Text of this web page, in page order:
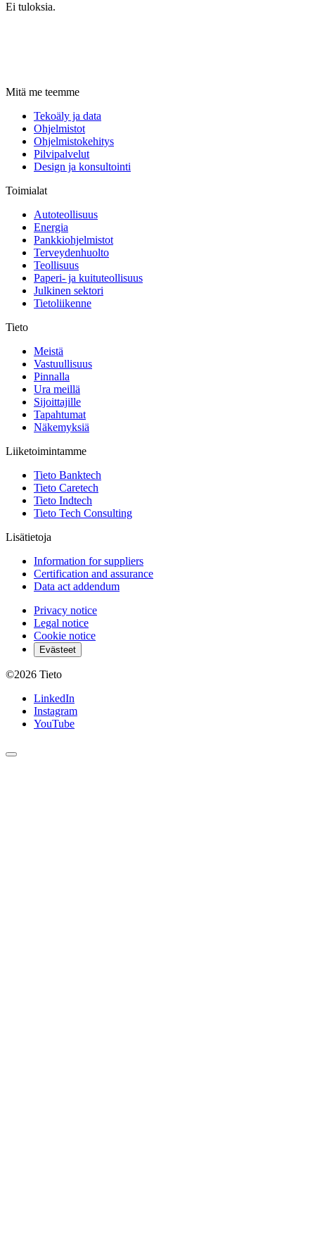
Ei tuloksia.
Mitä me teemme
Tekoäly ja data
Ohjelmistot
Ohjelmistokehitys
Pilvipalvelut
Design ja konsultointi
Toimialat
Autoteollisuus
Energia
Pankkiohjelmistot
Terveydenhuolto
Teollisuus
Paperi- ja kuituteollisuus
Julkinen sektori
Tietoliikenne
Tieto
Meistä
Vastuullisuus
Pinnalla
Ura meillä
Sijoittajille
Tapahtumat
Näkemyksiä
Liiketoimintamme
Tieto Banktech
Tieto Caretech
Tieto Indtech
Tieto Tech Consulting
Lisätietoja
Information for suppliers
Certification and assurance
Data act addendum
Privacy notice
Legal notice
Cookie notice
Evästeet
©2026 Tieto
LinkedIn
Instagram
YouTube